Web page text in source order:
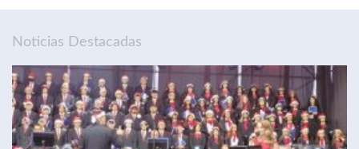
Noticias Destacadas